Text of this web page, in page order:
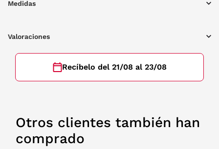
Medidas
Valoraciones
Recíbelo del 21/08 al 23/08
Otros clientes también han
comprado